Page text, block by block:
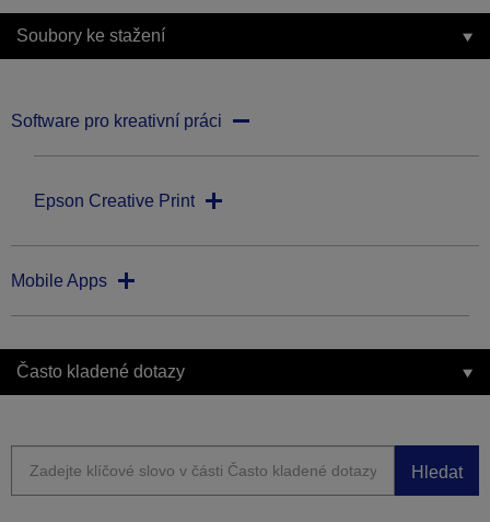
Soubory ke stažení
Software pro kreativní práci
Epson Creative Print
Mobile Apps
Často kladené dotazy
Hledat